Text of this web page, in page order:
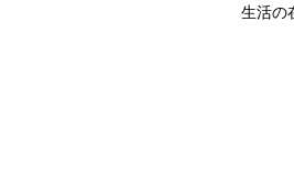
生活の